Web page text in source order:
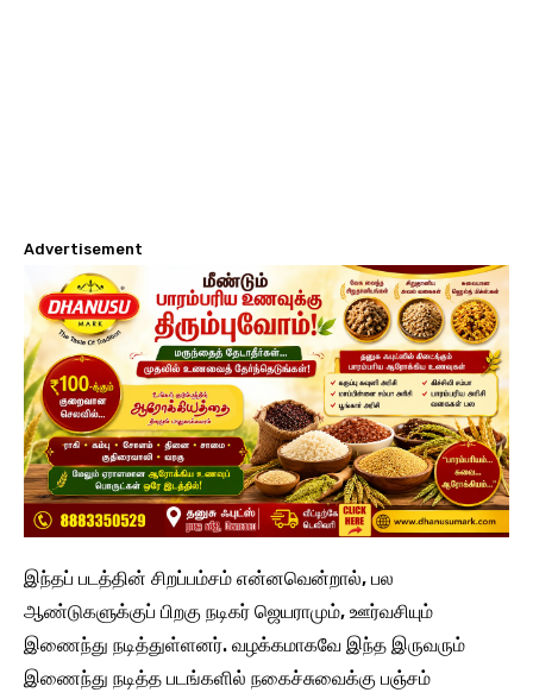
Advertisement
இந்தப் படத்தின் சிறப்பம்சம் என்னவென்றால், பல
ஆண்டுகளுக்குப் பிறகு நடிகர் ஜெயராமும், ஊர்வசியும்
இணைந்து நடித்துள்ளனர். வழக்கமாகவே இந்த இருவரும்
இணைந்து நடித்த படங்களில் நகைச்சுவைக்கு பஞ்சம்